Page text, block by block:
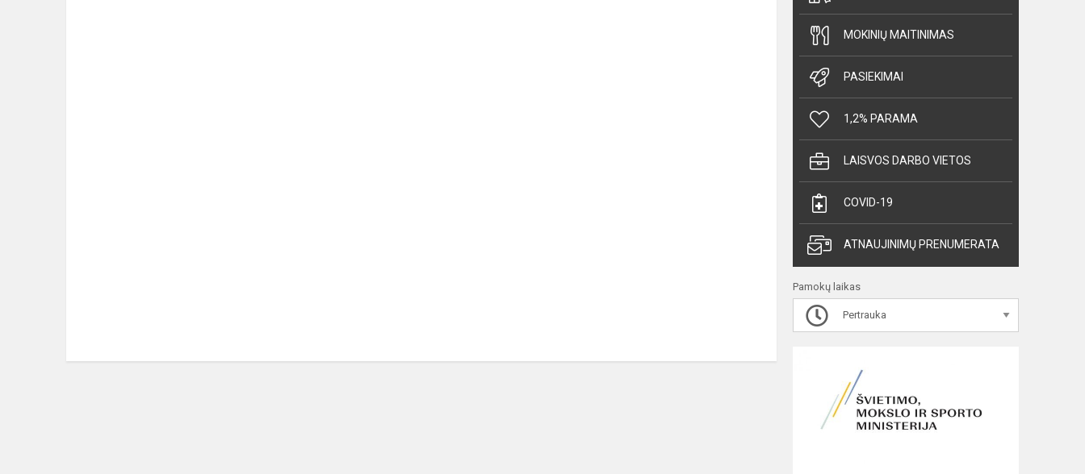
MOKINIŲ MAITINIMAS
PASIEKIMAI
1,2% PARAMA
LAISVOS DARBO VIETOS
COVID-19
ATNAUJINIMŲ PRENUMERATA
Pamokų laikas
Pertrauka